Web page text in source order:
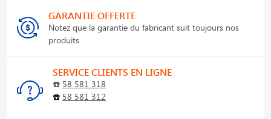
GARANTIE OFFERTE
Notez que la garantie du fabricant suit toujours nos
produits
SERVICE CLIENTS EN LIGNE
☎️ 58 581 318
☎️ 58 581 312